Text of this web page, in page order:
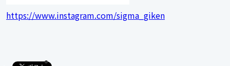
https://www.instagram.com/sigma_giken